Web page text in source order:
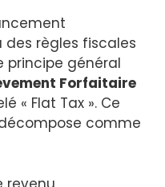
règles fiscales
principe général
Forfaitaire
« Flat Tax ». Ce
comme